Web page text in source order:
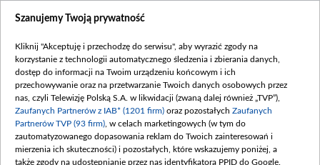
Dostępność
Procedura zgłoszeń wewnętrznych
Szanujemy Twoją prywatność
Kliknij "Akceptuję i przechodzę do serwisu", aby wyrazić zgody na
korzystanie z technologii automatycznego śledzenia i zbierania danych,
dostęp do informacji na Twoim urządzeniu końcowym i ich
przechowywanie oraz na przetwarzanie Twoich danych osobowych przez
nas, czyli Telewizję Polską S.A. w likwidacji (zwaną dalej również „TVP”),
Zaufanych Partnerów z IAB* (1201 firm) oraz pozostałych Zaufanych
Partnerów TVP (93 firm) , w celach marketingowych (w tym do
zautomatyzowanego dopasowania reklam do Twoich zainteresowań i
mierzenia ich skuteczności) i pozostałych, które wskazujemy poniżej, a
także zgody na udostępnianie przez nas identyfikatora PPID do Google.